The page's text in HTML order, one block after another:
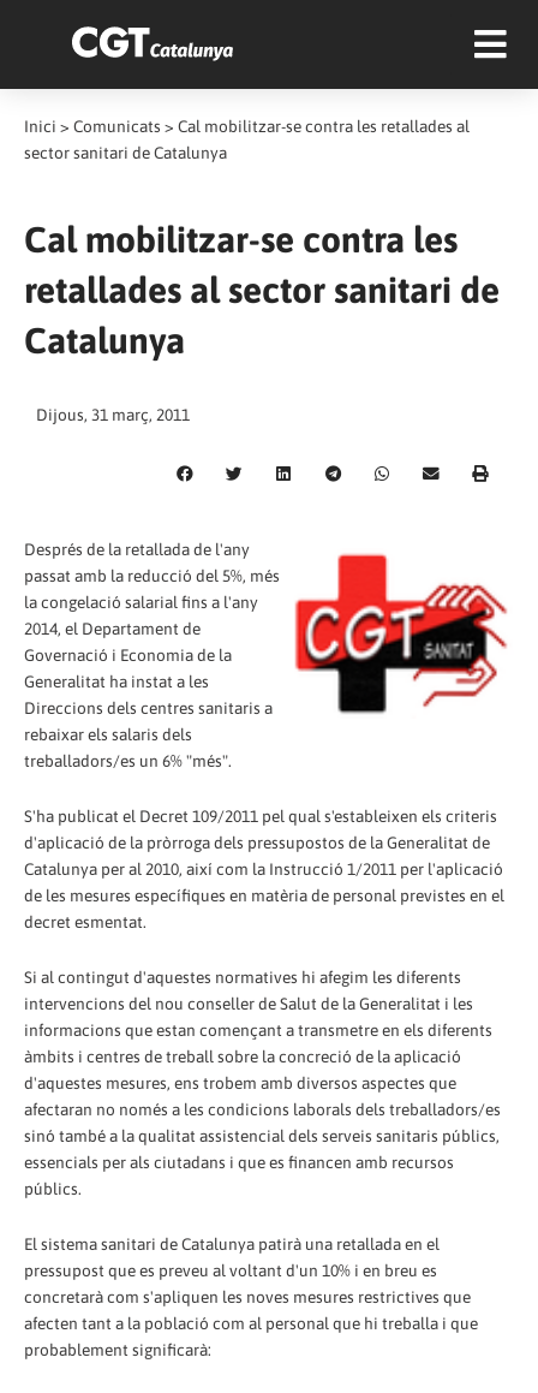
Inici > Comunicats > Cal mobilitzar-se contra les retallades al
sector sanitari de Catalunya
Cal mobilitzar-se contra les
retallades al sector sanitari de
Catalunya
Dijous, 31 març, 2011
Després de la retallada de l'any
passat amb la reducció del 5%, més
la congelació salarial fins a l'any
2014, el Departament de
Governació i Economia de la
Generalitat ha instat a les
Direccions dels centres sanitaris a
rebaixar els salaris dels
treballadors/es un 6% "més".
S'ha publicat el Decret 109/2011 pel qual s'estableixen els criteris
d'aplicació de la pròrroga dels pressupostos de la Generalitat de
Catalunya per al 2010, així com la Instrucció 1/2011 per l'aplicació
de les mesures específiques en matèria de personal previstes en el
decret esmentat.
Si al contingut d'aquestes normatives hi afegim les diferents
intervencions del nou conseller de Salut de la Generalitat i les
informacions que estan començant a transmetre en els diferents
àmbits i centres de treball sobre la concreció de la aplicació
d'aquestes mesures, ens trobem amb diversos aspectes que
afectaran no només a les condicions laborals dels treballadors/es
sinó també a la qualitat assistencial dels serveis sanitaris públics,
essencials per als ciutadans i que es financen amb recursos
públics.
El sistema sanitari de Catalunya patirà una retallada en el
pressupost que es preveu al voltant d'un 10% i en breu es
concretarà com s'apliquen les noves mesures restrictives que
afecten tant a la població com al personal que hi treballa i que
probablement significarà: